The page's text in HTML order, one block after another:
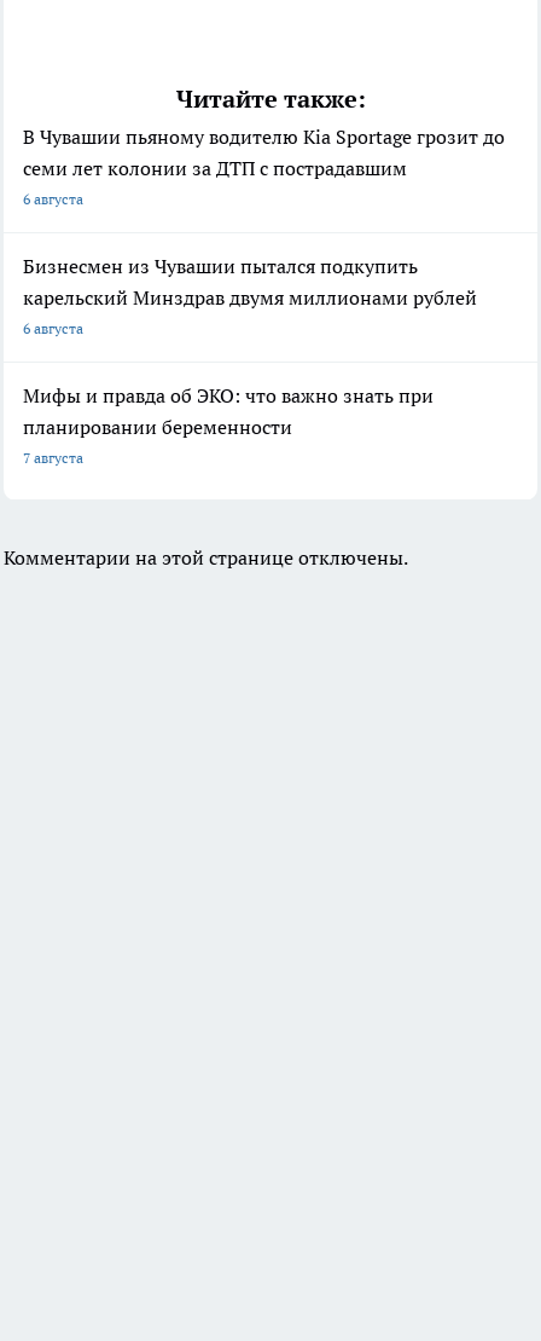
Читайте также:
В Чувашии пьяному водителю Kia Sportage грозит до
семи лет колонии за ДТП с пострадавшим
6 августа
Бизнесмен из Чувашии пытался подкупить
карельский Минздрав двумя миллионами рублей
6 августа
Мифы и правда об ЭКО: что важно знать при
планировании беременности
7 августа
Комментарии на этой странице отключены.